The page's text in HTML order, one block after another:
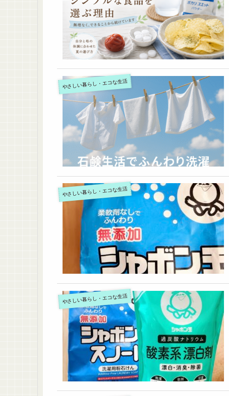
やさしい暮らし・エコな生活
やさしい暮らし・エコな生活
やさしい暮らし・エコな生活